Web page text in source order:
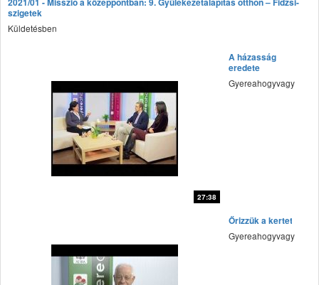
fff
szigetek
Küldetésben
27:38
A házasság
eredete
Gyereahogyvagy
Őrizzük a kertet
Gyereahogyvagy